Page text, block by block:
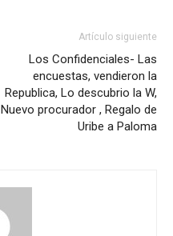
Artículo siguiente
Los Confidenciales- Las
encuestas, vendieron la
Republica, Lo descubrio la W,
Nuevo procurador , Regalo de
Uribe a Paloma